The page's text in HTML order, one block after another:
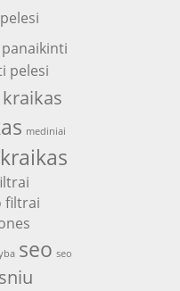
pelesi
mediniai
filtrai
seo seo